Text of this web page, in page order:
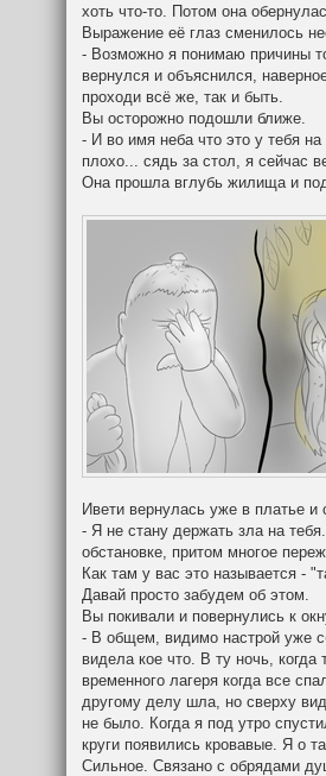
хоть что-то. Потом она
Выражение её глаз сменилось
- Возможно я понимаю причины
вернулся и объяснился,
проходи всё же, так и быть.
Вы осторожно подошли ближе.
- И во имя неба что это у тебя
плохо... сядь за стол, я сейчас
Она прошла вглубь жилища и
Ивети вернулась уже в платье и
- Я не стану держать зла на
обстановке, притом многое
Как там у вас это называется -
Давай просто забудем об этом.
Вы покивали и повернулись к
- В общем, видимо настрой уже
видела кое что. В ту ночь,
временного лагеря когда все
другому делу шла, но сверху
не было. Когда я под утро
круги появились кровавые. Я о
Сильное. Связано с обрядами